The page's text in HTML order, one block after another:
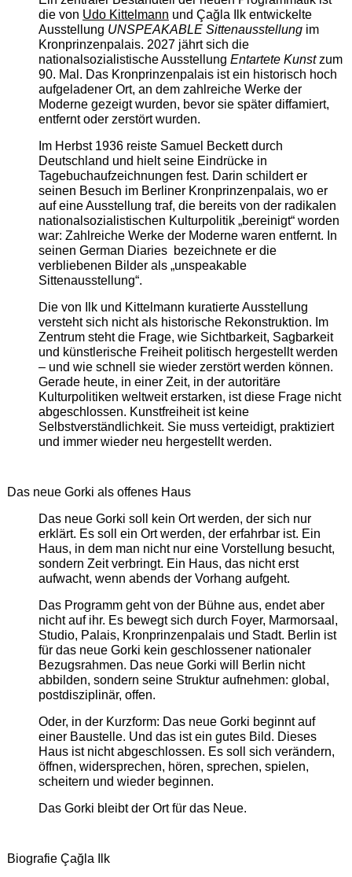
die von Udo Kittelmann und Çağla Ilk entwickelte
Ausstellung UNSPEAKABLE Sittenausstellungim
Kronprinzenpalais. 2027 jährt sich die
nationalsozialistische Ausstellung Entartete Kunstzum
90. Mal. Das Kronprinzenpalais ist ein historisch hoch
aufgeladener Ort, an dem zahlreiche Werke der
Moderne gezeigt wurden, bevor sie später diffamiert,
entfernt oder zerstört wurden.
Im Herbst 1936 reiste Samuel Beckett durch
Deutschland und hielt seine Eindrücke in
Tagebuchaufzeichnungen fest. Darin schildert er
seinen Besuch im Berliner Kronprinzenpalais, wo er
auf eine Ausstellung traf, die bereits von der radikalen
nationalsozialistischen Kulturpolitik „bereinigt“ worden
war: Zahlreiche Werke der Moderne waren entfernt. In
seinen German Diaries bezeichnete er die
verbliebenen Bilder als „unspeakable
Sittenausstellung“.
Die von Ilk und Kittelmann kuratierte Ausstellung
versteht sich nicht als historische Rekonstruktion. Im
Zentrum steht die Frage, wie Sichtbarkeit, Sagbarkeit
und künstlerische Freiheit politisch hergestellt werden
– und wie schnell sie wieder zerstört werden können.
Gerade heute, in einer Zeit, in der autoritäre
Kulturpolitiken weltweit erstarken, ist diese Frage nicht
abgeschlossen. Kunstfreiheit ist keine
Selbstverständlichkeit. Sie muss verteidigt, praktiziert
und immer wieder neu hergestellt werden.
Das neue Gorki als offenes Haus
Das neue Gorki soll kein Ort werden, der sich nur
erklärt. Es soll ein Ort werden, der erfahrbar ist. Ein
Haus, in dem man nicht nur eine Vorstellung besucht,
sondern Zeit verbringt. Ein Haus, das nicht erst
aufwacht, wenn abends der Vorhang aufgeht.
Das Programm geht von der Bühne aus, endet aber
nicht auf ihr. Es bewegt sich durch Foyer, Marmorsaal,
Studio, Palais, Kronprinzenpalais und Stadt. Berlin ist
für das neue Gorki kein geschlossener nationaler
Bezugsrahmen. Das neue Gorki will Berlin nicht
abbilden, sondern seine Struktur aufnehmen: global,
postdisziplinär, offen.
Oder, in der Kurzform: Das neue Gorki beginnt auf
einer Baustelle. Und das ist ein gutes Bild. Dieses
Haus ist nicht abgeschlossen. Es soll sich verändern,
öffnen, widersprechen, hören, sprechen, spielen,
scheitern und wieder beginnen.
Das Gorki bleibt der Ort für das Neue.
Biografie Çağla Ilk